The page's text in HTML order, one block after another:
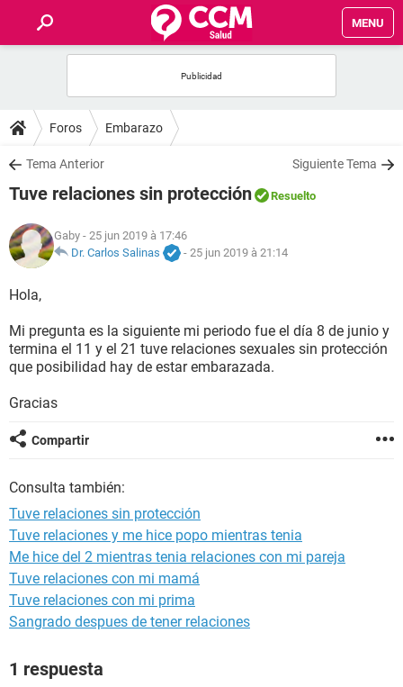
MENU
FORUMS
SALUD
NUTRICIÓN
BIENESTAR
SEXUALIDAD
Foros Embarazo
Tema Anterior Siguiente Tema
Tuve relaciones sin protección Resuelto
Gaby - 25 jun 2019 à 17:46
Dr. Carlos Salinas
- 25 jun 2019 à 21:14
Hola,
Mi pregunta es la siguiente mi periodo fue el día 8 de junio y
termina el 11 y el 21 tuve relaciones sexuales sin protección
que posibilidad hay de estar embarazada.
Gracias
Compartir
Consulta también:
Tuve relaciones sin protección
Tuve relaciones y me hice popo mientras tenia
Me hice del 2 mientras tenia relaciones con mi pareja
Tuve relaciones con mi mamá
Tuve relaciones con mi prima
Sangrado despues de tener relaciones
1 respuesta